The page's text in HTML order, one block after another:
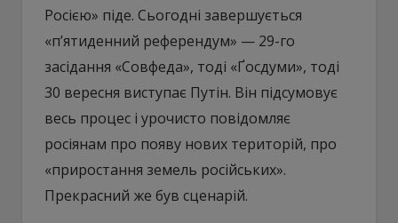
Росією» піде. Сьогодні завершується
«п’ятиденний референдум» — 29-го
засідання «Совфеда», тоді «Ґосдуми», тоді
30 вересня виступає Путін. Він підсумовує
весь процес і урочисто повідомляє
росіянам про появу нових територій, про
«приростання земель російських».
Прекрасний же був сценарій.